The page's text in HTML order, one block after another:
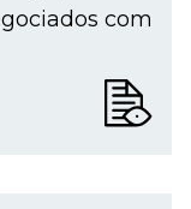
com